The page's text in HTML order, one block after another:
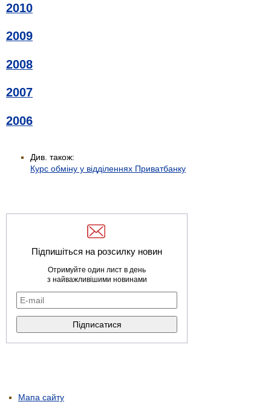
2010
2009
2008
2007
2006
Див. також:
Курс обміну у відділеннях Приватбанку
Підпишіться на розсилку новин
Отримуйте один лист в день
з найважливішими новинами
Мапа сайту